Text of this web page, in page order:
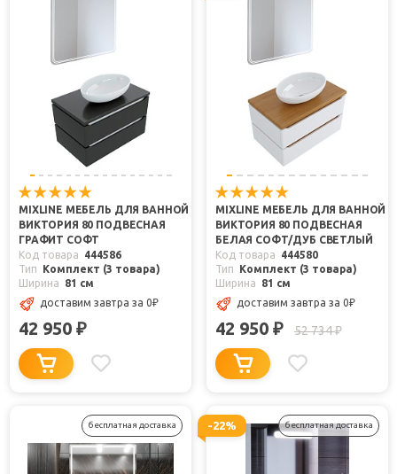
MIXLINE МЕБЕЛЬ ДЛЯ ВАННОЙ
ВИКТОРИЯ 80 ПОДВЕСНАЯ
ГРАФИТ СОФТ
Код товара
444586
Тип
Комплект (3 товара)
Ширина
81 см
доставим завтра за 0₽
42 950 ₽
MIXLINE МЕБЕЛЬ ДЛЯ ВАННОЙ
ВИКТОРИЯ 80 ПОДВЕСНАЯ
БЕЛАЯ СОФТ/ДУБ СВЕТЛЫЙ
Код товара
444580
Тип
Комплект (3 товара)
Ширина
81 см
доставим завтра за 0₽
42 950 ₽ 52 734₽
бесплатная доставка -22% бесплатная доставка